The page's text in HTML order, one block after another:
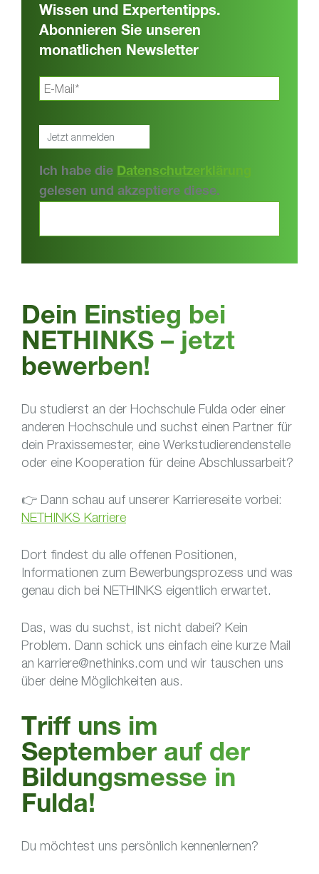
Wissen und Expertentipps.
Abonnieren Sie unseren
monatlichen Newsletter
Ich habe die Datenschutzerklärung
gelesen und akzeptiere diese.
Dein Einstieg bei
NETHINKS – jetzt
bewerben!
Du studierst an der Hochschule Fulda oder einer
anderen Hochschule und suchst einen Partner für
dein Praxissemester, eine Werkstudierendenstelle
oder eine Kooperation für deine Abschlussarbeit?
👉 Dann schau auf unserer Karriereseite vorbei:
NETHINKS Karriere
Dort findest du alle offenen Positionen,
Informationen zum Bewerbungsprozess und was
genau dich bei NETHINKS eigentlich erwartet.
Das, was du suchst, ist nicht dabei? Kein
Problem. Dann schick uns einfach eine kurze Mail
an karriere@nethinks.com und wir tauschen uns
über deine Möglichkeiten aus.
Triff uns im
September auf der
Bildungsmesse in
Fulda!
Du möchtest uns persönlich kennenlernen?